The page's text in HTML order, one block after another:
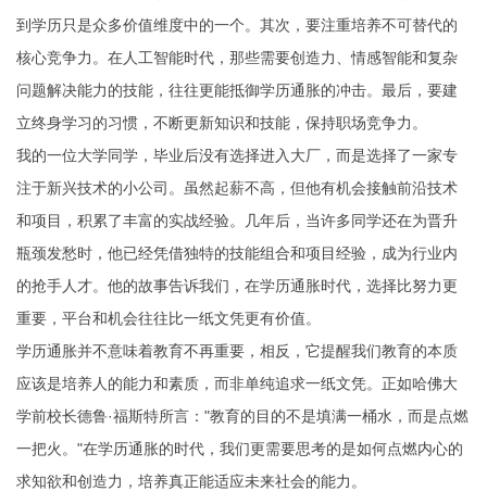
到学历只是众多价值维度中的一个。其次，要注重培养不可替代的
核心竞争力。在人工智能时代，那些需要创造力、情感智能和复杂
问题解决能力的技能，往往更能抵御学历通胀的冲击。最后，要建
立终身学习的习惯，不断更新知识和技能，保持职场竞争力。
我的一位大学同学，毕业后没有选择进入大厂，而是选择了一家专
注于新兴技术的小公司。虽然起薪不高，但他有机会接触前沿技术
和项目，积累了丰富的实战经验。几年后，当许多同学还在为晋升
瓶颈发愁时，他已经凭借独特的技能组合和项目经验，成为行业内
的抢手人才。他的故事告诉我们，在学历通胀时代，选择比努力更
重要，平台和机会往往比一纸文凭更有价值。
学历通胀并不意味着教育不再重要，相反，它提醒我们教育的本质
应该是培养人的能力和素质，而非单纯追求一纸文凭。正如哈佛大
学前校长德鲁·福斯特所言："教育的目的不是填满一桶水，而是点燃
一把火。"在学历通胀的时代，我们更需要思考的是如何点燃内心的
求知欲和创造力，培养真正能适应未来社会的能力。